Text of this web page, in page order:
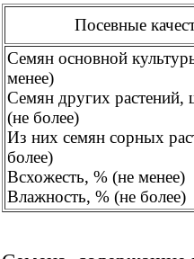
Посевные
Семян основной
менее)
Семян других растений,
(не более)
Из них семян сорных
более)
Всхожесть, % (не менее)
Влажность, % (не более)